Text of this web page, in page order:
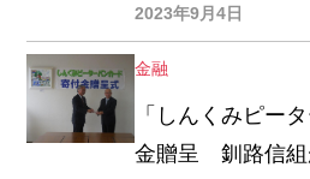
児者福祉連合協会
2023年9月4日
金融
「しんくみピー
金贈呈 釧路信組